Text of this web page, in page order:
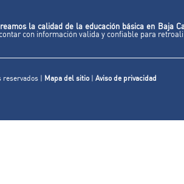
la calidad de la educación básica en Baja
con información valida y confiable para
| Mapa del sitio| Aviso de privacidad